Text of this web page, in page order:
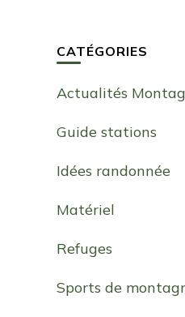
CATÉGORIES
Actualités
Guide stations
Idées randonnée
Matériel
Refuges
Sports de